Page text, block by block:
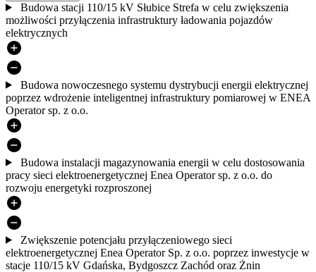
Budowa stacji 110/15 kV Słubice Strefa w celu zwiększenia
możliwości przyłączenia infrastruktury ładowania pojazdów
elektrycznych
Budowa nowoczesnego systemu dystrybucji energii elektrycznej
poprzez wdrożenie inteligentnej infrastruktury pomiarowej w ENEA
Operator sp. z o.o.
Budowa instalacji magazynowania energii w celu dostosowania
pracy sieci elektroenergetycznej Enea Operator sp. z o.o. do
rozwoju energetyki rozproszonej
Zwiększenie potencjału przyłączeniowego sieci
elektroenergetycznej Enea Operator Sp. z o.o. poprzez inwestycje w
stacje 110/15 kV Gdańska, Bydgoszcz Zachód oraz Żnin